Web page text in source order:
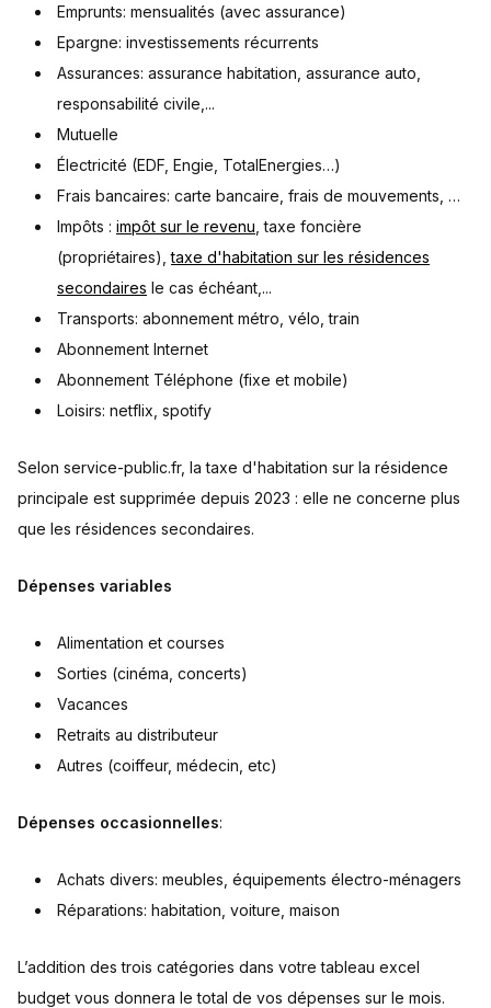
Emprunts: mensualités (avec assurance)
Epargne: investissements récurrents
Assurances: assurance habitation, assurance auto,
responsabilité civile,...
Mutuelle
Électricité (EDF, Engie, TotalEnergies…)
Frais bancaires: carte bancaire, frais de mouvements, …
Impôts : impôt sur le revenu , taxe foncière
(propriétaires),taxe d'habitation sur les résidences
secondaires le cas échéant,...
Transports: abonnement métro, vélo, train
Abonnement Internet
Abonnement Téléphone (fixe et mobile)
Loisirs: netflix, spotify
Selon service-public.fr, la taxe d'habitation sur la résidence
principale est supprimée depuis 2023 : elle ne concerne plus
que les résidences secondaires.
Dépenses variables
Alimentation et courses
Sorties (cinéma, concerts)
Vacances
Retraits au distributeur
Autres (coiffeur, médecin, etc)
Dépenses occasionnelles:
Achats divers: meubles, équipements électro-ménagers
Réparations: habitation, voiture, maison
L’addition des trois catégories dans votre tableau excel
budget vous donnera le total de vos dépenses sur le mois.